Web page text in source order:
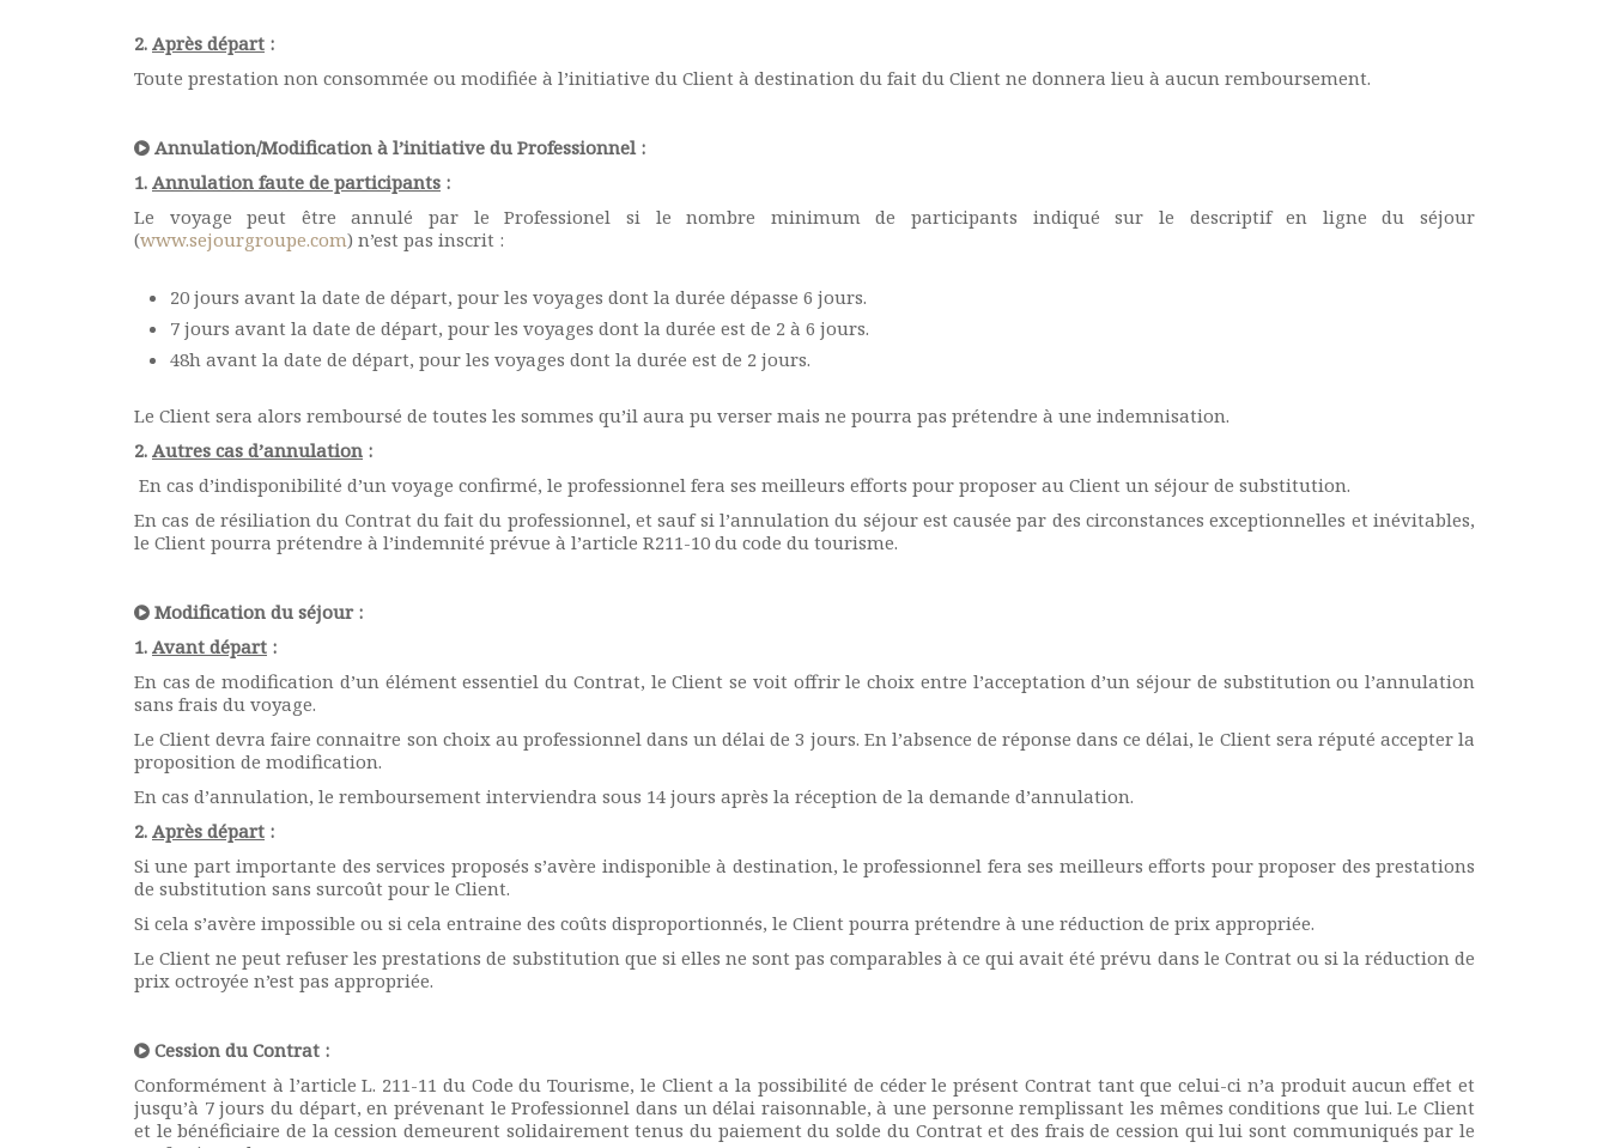
2. Après départ :
Toute prestation non consommée ou modifiée à l’initiative du Client à destination du fait du Client ne donnera lieu à aucun remboursement.
Annulation/Modification à l’initiative du Professionnel :
1. Annulation faute de participants :
Le voyage peut être annulé par le Professionel si le nombre minimum de participants indiqué sur le descriptif en ligne du séjour
(www.sejourgroupe.com) n’est pas inscrit :
20 jours avant la date de départ, pour les voyages dont la durée dépasse 6 jours.
7 jours avant la date de départ, pour les voyages dont la durée est de 2 à 6 jours.
48h avant la date de départ, pour les voyages dont la durée est de 2 jours.
Le Client sera alors remboursé de toutes les sommes qu’il aura pu verser mais ne pourra pas prétendre à une indemnisation.
2. Autres cas d’annulation :
En cas d’indisponibilité d’un voyage confirmé, le professionnel fera ses meilleurs efforts pour proposer au Client un séjour de substitution.
En cas de résiliation du Contrat du fait du professionnel, et sauf si l’annulation du séjour est causée par des circonstances exceptionnelles et inévitables,
le Client pourra prétendre à l’indemnité prévue à l’article R211-10 du code du tourisme.
Modification du séjour :
1. Avant départ :
En cas de modification d’un élément essentiel du Contrat, le Client se voit offrir le choix entre l’acceptation d’un séjour de substitution ou l’annulation
sans frais du voyage.
Le Client devra faire connaitre son choix au professionnel dans un délai de 3 jours. En l’absence de réponse dans ce délai, le Client sera réputé accepter la
proposition de modification.
En cas d’annulation, le remboursement interviendra sous 14 jours après la réception de la demande d’annulation.
2. Après départ :
Si une part importante des services proposés s’avère indisponible à destination, le professionnel fera ses meilleurs efforts pour proposer des prestations
de substitution sans surcoût pour le Client.
Si cela s’avère impossible ou si cela entraine des coûts disproportionnés, le Client pourra prétendre à une réduction de prix appropriée.
Le Client ne peut refuser les prestations de substitution que si elles ne sont pas comparables à ce qui avait été prévu dans le Contrat ou si la réduction de
prix octroyée n’est pas appropriée.
Cession du Contrat :
Conformément à l’article L. 211-11 du Code du Tourisme, le Client a la possibilité de céder le présent Contrat tant que celui-ci n’a produit aucun effet et
jusqu’à 7 jours du départ, en prévenant le Professionnel dans un délai raisonnable, à une personne remplissant les mêmes conditions que lui. Le Client
et le bénéficiaire de la cession demeurent solidairement tenus du paiement du solde du Contrat et des frais de cession qui lui sont communiqués par le